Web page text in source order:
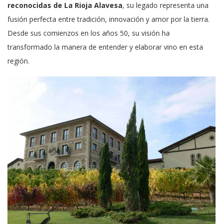
reconocidas de La Rioja Alavesa, su legado representa una
fusión perfecta entre tradición, innovación y amor por la tierra.
Desde sus comienzos en los años 50, su visión ha
transformado la manera de entender y elaborar vino en esta
región.